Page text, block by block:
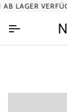
Direkt